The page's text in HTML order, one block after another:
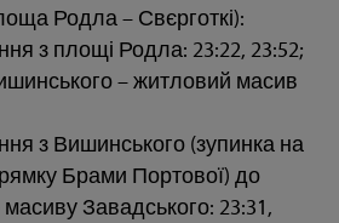
Родла – Свєрготкі):
з площі Родла: 23:22, 23:52;
– житловий масив
з Вишинського (зупинка на
Брами Портової) до
Завадського: 23:31,